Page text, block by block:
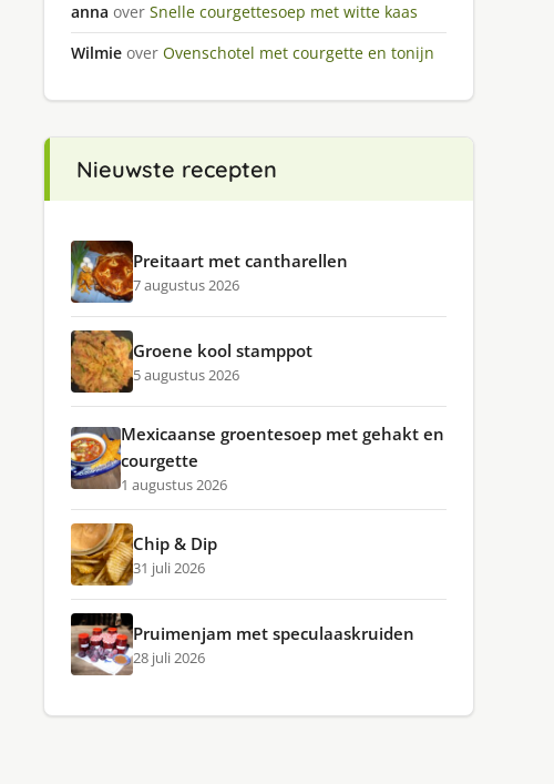
anna over Snelle courgettesoep met witte kaas
Wilmie over Ovenschotel met courgette en tonijn
Nieuwste recepten
Preitaart met cantharellen
7 augustus 2026
Groene kool stamppot
5 augustus 2026
Mexicaanse groentesoep met gehakt en
courgette
1 augustus 2026
Chip & Dip
31 juli 2026
Pruimenjam met speculaaskruiden
28 juli 2026